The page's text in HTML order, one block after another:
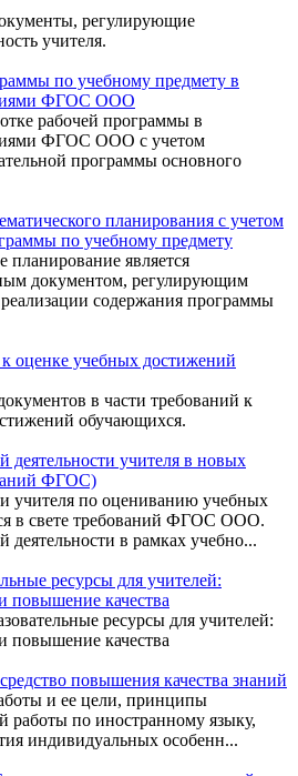
регулирующие
учителя.
по учебному предмету в
ФГОС ООО
рабочей программы в
ФГОС ООО с учетом
программы основного
планирования с учетом
по учебному предмету
планирование является
документом, регулирующим
реализации содержания программы
учебных достижений
в части требований к
обучающихся.
деятельности учителя в новых
ФГОС)
учителя по оцениванию учебных
в свете требований ФГОС ООО.
в рамках учебно...
ресурсы для учителей:
повышение качества
ресурсы для учителей:
повышение качества
повышения качества знаний
и ее цели, принципы
работы по иностранному языку,
индивидуальных особенн...